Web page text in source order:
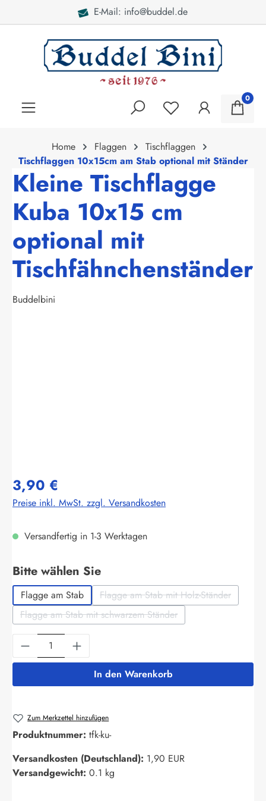
E-Mail: info@buddel.de
0
Home Flaggen
Tischflaggen
Tischflaggen 10x15cm am Stab optional mit Ständer
Kleine Tischflagge
Kuba 10x15 cm
optional mit
Tischfähnchenständer
Buddelbini
3,90 €
Preise inkl. MwSt. zzgl. Versandkosten
Versandfertig in 1-3 Werktagen
Bitte wählen Sieauswählen
Flagge am Stab Flagge am Stab mit Holz-Ständer
(Diese Option ist zurzeit
Flagge am Stab mit schwarzem Ständer
(Diese Option ist zurzeit nicht verfügbar.)
Produkt Anzahl: Gib den gewünschten
In den Warenkorb
Zum Merkzettel hinzufügen
Produktnummer: tfk-ku-
Versandkosten (Deutschland): 1,90 EUR
Versandgewicht: 0.1 kg